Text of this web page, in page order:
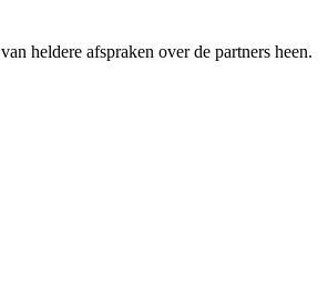
heldere afspraken over de partners heen.